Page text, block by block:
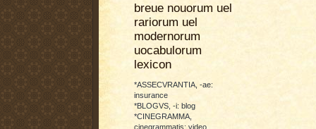
breue nouorum uel
rariorum uel
modernorum
uocabulorum
lexicon
*ASSECVRANTIA, -ae:
insurance
*BLOGVS, -i: blog
*CINEGRAMMA,
cinegrammatis: video